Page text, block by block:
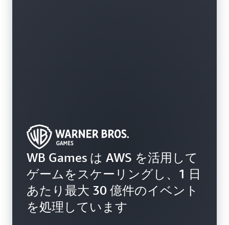
WB Games は AWS を活用して
ゲームをスケーリングし、1 日
あたり最大 30 億件のイベント
を処理しています